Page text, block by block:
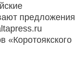
предложения
«Коротоякского